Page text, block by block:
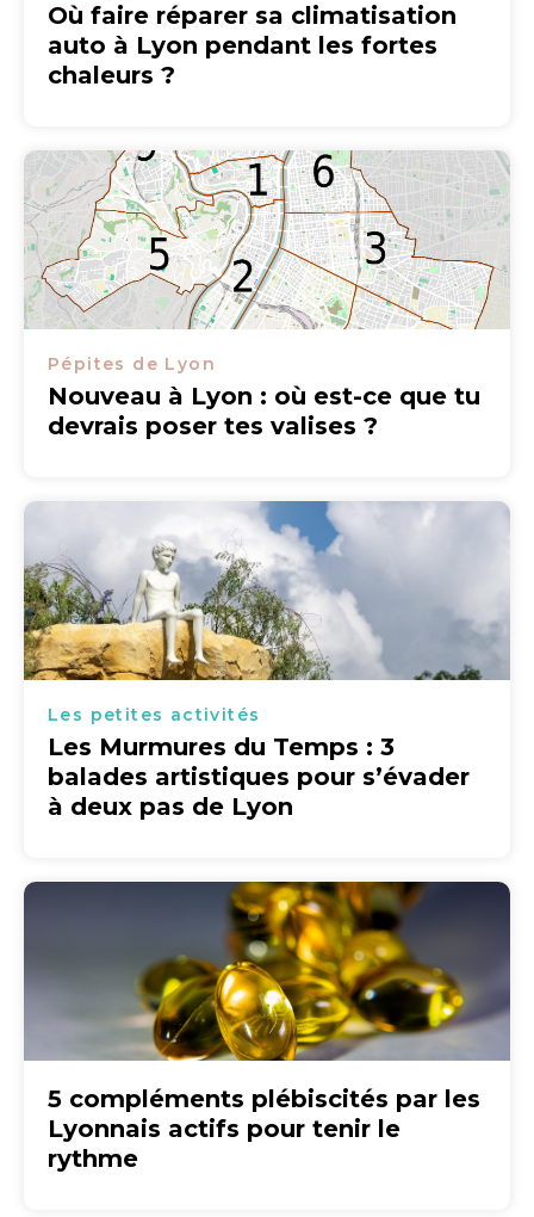
Où faire réparer sa climatisation
auto à Lyon pendant les fortes
chaleurs ?
Pépites de Lyon
Nouveau à Lyon : où est-ce que tu
devrais poser tes valises ?
Les petites activités
Les Murmures du Temps : 3
balades artistiques pour s’évader
à deux pas de Lyon
5 compléments plébiscités par les
Lyonnais actifs pour tenir le
rythme